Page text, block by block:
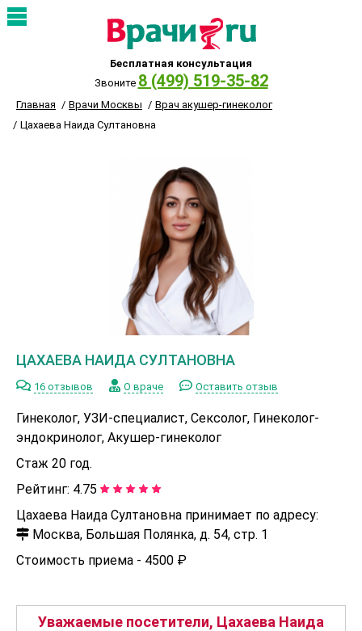
Бесплатная консультация
Звоните 8 (499) 519-35-82
Главная Врачи Москвы
Врач акушер-гинеколог
Цахаева Наида Султановна
ЦАХАЕВА НАИДА СУЛТАНОВНА
16 отзывов О враче Оставить отзыв
Гинеколог, УЗИ-специалист, Сексолог, Гинеколог-
эндокринолог, Акушер-гинеколог
Стаж 20 год.
Рейтинг: 4.75
Цахаева Наида Султановна принимает по адресу:
Москва, Большая Полянка, д. 54, стр. 1
Стоимость приема - 4500 ₽
Уважаемые посетители, Цахаева Наида